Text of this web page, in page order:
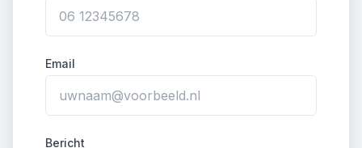
Email
Bericht